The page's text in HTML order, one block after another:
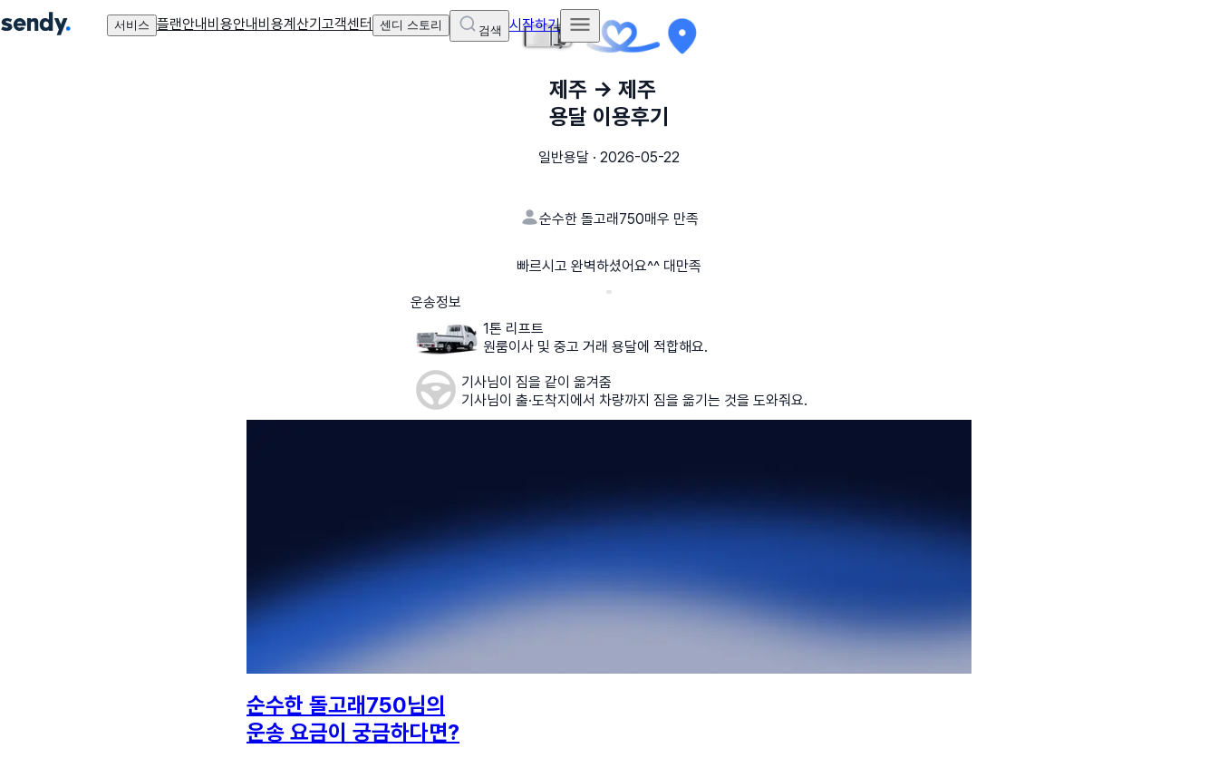
서비스 플랜안내비용안내비용계산기고객센터 센디 스토리 검색 시작하기
제주 → 제주
용달 이용후기
일반용달 · 2026-05-22
순수한 돌고래750매우 만족
빠르시고 완벽하셨어요^^ 대만족
운송정보
1톤 리프트
원룸이사 및 중고 거래 용달에 적합해요.
기사님이 짐을 같이 옮겨줌
기사님이 출·도착지에서 차량까지 짐을 옮기는 것을 도와줘요.
순수한 돌고래750님의
운송 요금이 궁금하다면?